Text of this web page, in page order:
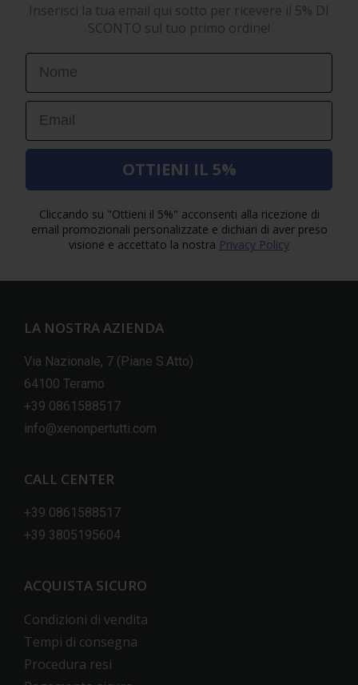
Inserisci la tua email qui sotto per ricevere il 5% DI
SCONTO sul tuo primo ordine!
First Name
Email
OTTIENI IL 5%
Cliccando su "Ottieni il 5%" acconsenti alla ricezione di
email promozionali personalizzate e dichiari di aver preso
visione e accettato la nostra Privacy Policy
LA NOSTRA AZIENDA
Via Nazionale, 7 (Piane S.Atto)
64100 Teramo
+39 0861588517
info@xenonpertutti.com
CALL CENTER
+39 0861588517
+39 3805195604
ACQUISTA SICURO
Condizioni di vendita
Tempi di consegna
Procedura resi